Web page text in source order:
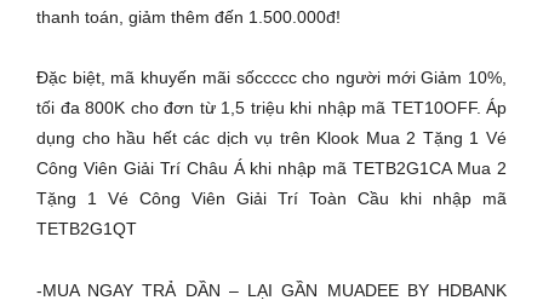
thanh toán, giảm thêm đến 1.500.000đ!
Đặc biệt, mã khuyến mãi sốccccc cho người mới Giảm 10%,
tối đa 800K cho đơn từ 1,5 triệu khi nhập mã TET10OFF. Áp
dụng cho hầu hết các dịch vụ trên Klook Mua 2 Tặng 1 Vé
Công Viên Giải Trí Châu Á khi nhập mã TETB2G1CA Mua 2
Tặng 1 Vé Công Viên Giải Trí Toàn Cầu khi nhập mã
TETB2G1QT
-MUA NGAY TRẢ DẦN – LẠI GẦN MUADEE BY HDBANK